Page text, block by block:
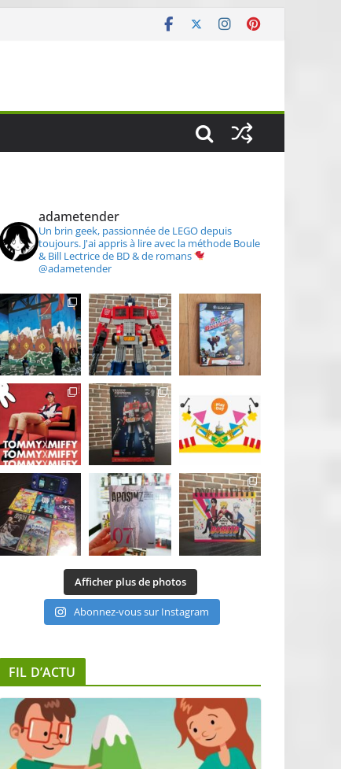
adametender
Un brin geek, passionnée de LEGO depuis
toujours. J'ai appris à lire avec la méthode Boule
& Bill Lectrice de BD & de romans
@adametender
Afficher plus de photos
Abonnez-vous sur Instagram
FIL D’ACTU